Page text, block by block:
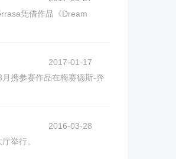
凭借作品《Dream
2017-01-17
携参赛作品在梅赛德斯-奔
2016-03-28
举行。